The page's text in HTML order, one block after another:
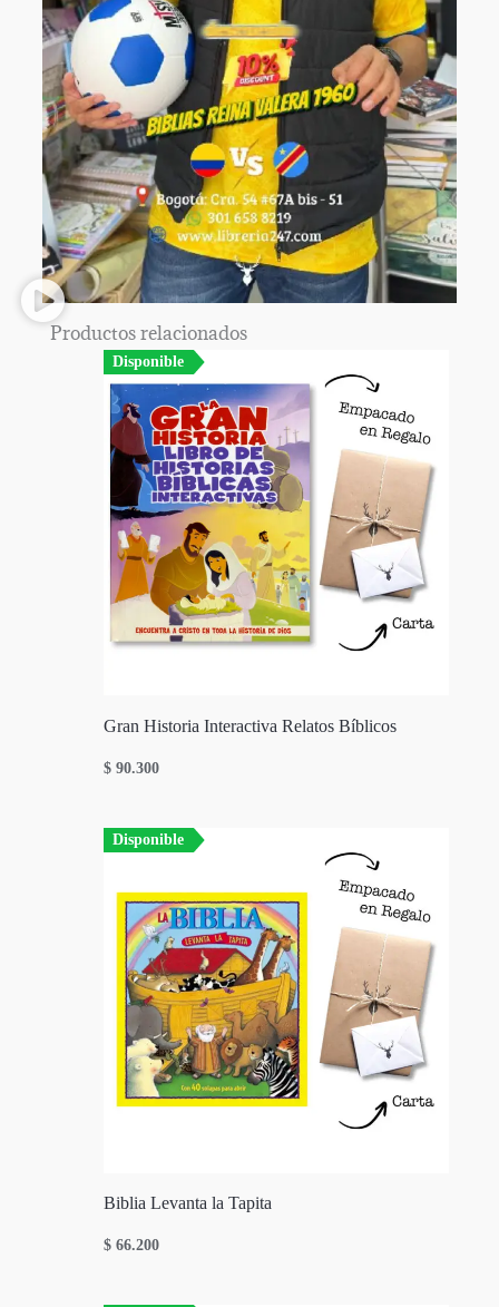
Productos relacionados
Disponible
Gran Historia Interactiva Relatos Bíblicos
$ 90.300
Disponible
Biblia Levanta la Tapita
$ 66.200